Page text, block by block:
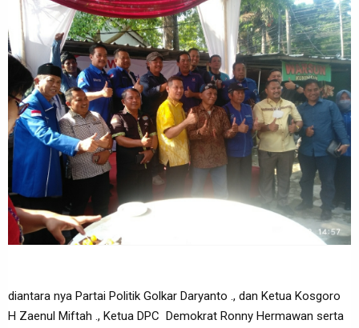
diantara nya Partai Politik Golkar Daryanto ., dan Ketua Kosgoro
H Zaenul Miftah ., Ketua DPC Demokrat Ronny Hermawan serta